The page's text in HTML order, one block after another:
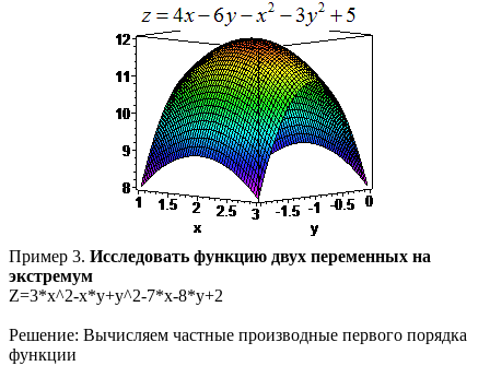
Пример 3. Исследовать функцию двух переменных на
экстремум
Z=3*x^2-x*y+y^2-7*x-8*y+2
Решение: Вычисляем частные производные первого порядка
функции